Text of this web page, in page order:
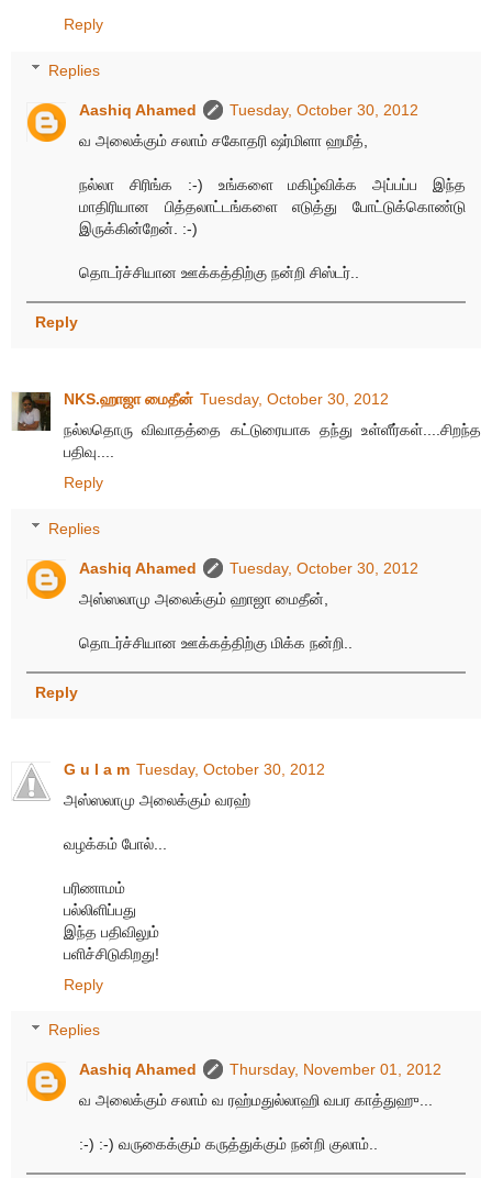
Reply
Replies
Aashiq Ahamed
Tuesday, October 30, 2012
வ அலைக்கும் சலாம் சகோதரி ஷர்மிளா ஹமீத்,
நல்லா சிரிங்க :-) உங்களை மகிழ்விக்க அப்பப்ப இந்த
மாதிரியான பித்தலாட்டங்களை எடுத்து போட்டுக்கொண்டு
இருக்கின்றேன். :-)
தொடர்ச்சியான ஊக்கத்திற்கு நன்றி சிஸ்டர்..
Reply
NKS.ஹாஜா மைதீன் Tuesday, October 30, 2012
நல்லதொரு விவாதத்தை கட்டுரையாக தந்து உள்ளீர்கள்....சிறந்த
பதிவு....
Reply
Replies
Aashiq Ahamed
Tuesday, October 30, 2012
அஸ்ஸலாமு அலைக்கும் ஹாஜா மைதீன்,
தொடர்ச்சியான ஊக்கத்திற்கு மிக்க நன்றி..
Reply
G u l a m Tuesday, October 30, 2012
அஸ்ஸலாமு அலைக்கும் வரஹ்
வழக்கம் போல்...
பரிணாமம்
பல்லிளிப்பது
இந்த பதிவிலும்
பளிச்சிடுகிறது!
Reply
Replies
Aashiq Ahamed
Thursday, November 01, 2012
வ அலைக்கும் சலாம் வ ரஹ்மதுல்லாஹி வபர காத்துஹு...
:-) :-) வருகைக்கும் கருத்துக்கும் நன்றி குலாம்..